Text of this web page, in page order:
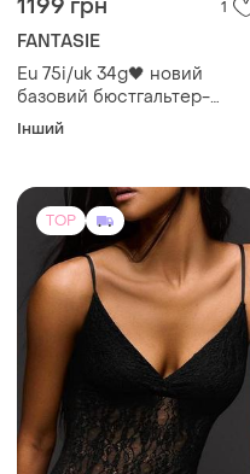
seamless balcony bra
(fl4520) з паперовою біркою
TOP
700 грн 14
800 грн -13%